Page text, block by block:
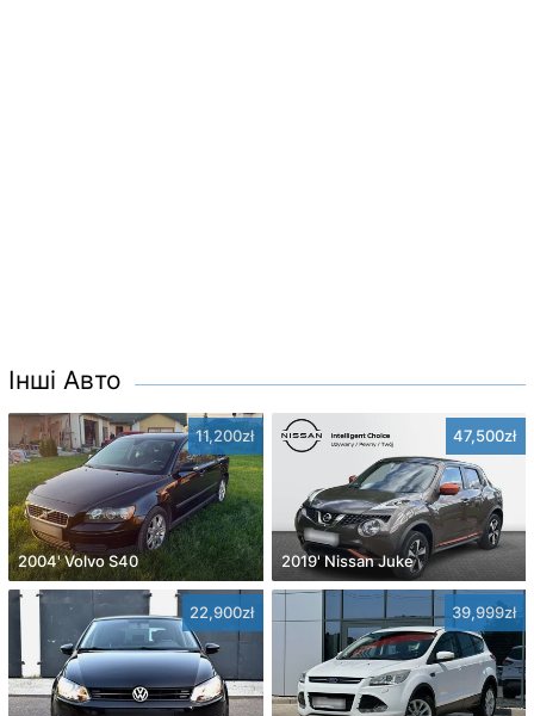
Інші Авто
11,200zł
2004' Volvo S40
47,500zł
2019' Nissan Juke
22,900zł 39,999zł